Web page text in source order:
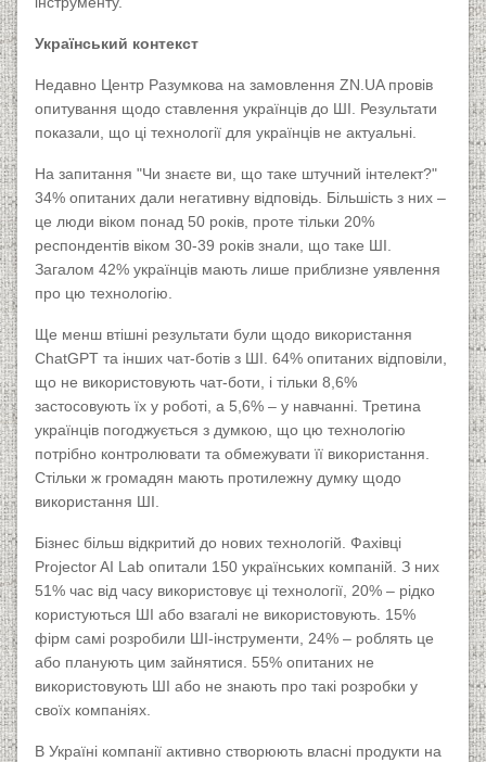
Український контекст
Недавно Центр Разумкова на замовлення ZN.UA провів
опитування щодо ставлення українців до ШІ. Результати
показали, що ці технології для українців не актуальні.
На запитання "Чи знаєте ви, що таке штучний інтелект?"
34% опитаних дали негативну відповідь. Більшість з них –
це люди віком понад 50 років, проте тільки 20%
респондентів віком 30-39 років знали, що таке ШІ.
Загалом 42% українців мають лише приблизне уявлення
про цю технологію.
Ще менш втішні результати були щодо використання
ChatGPT та інших чат-ботів з ШІ. 64% опитаних відповіли,
що не використовують чат-боти, і тільки 8,6%
застосовують їх у роботі, а 5,6% – у навчанні. Третина
українців погоджується з думкою, що цю технологію
потрібно контролювати та обмежувати її використання.
Стільки ж громадян мають протилежну думку щодо
використання ШІ.
Бізнес більш відкритий до нових технологій. Фахівці
Projector AI Lab опитали 150 українських компаній. З них
51% час від часу використовує ці технології, 20% – рідко
користуються ШІ або взагалі не використовують. 15%
фірм самі розробили ШІ-інструменти, 24% – роблять це
або планують цим зайнятися. 55% опитаних не
використовують ШІ або не знають про такі розробки у
своїх компаніях.
В Україні компанії активно створюють власні продукти на